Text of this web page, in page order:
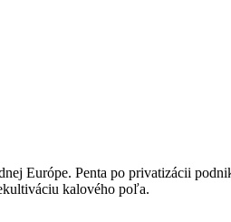
Európe. Penta po privatizácii
kalového poľa.